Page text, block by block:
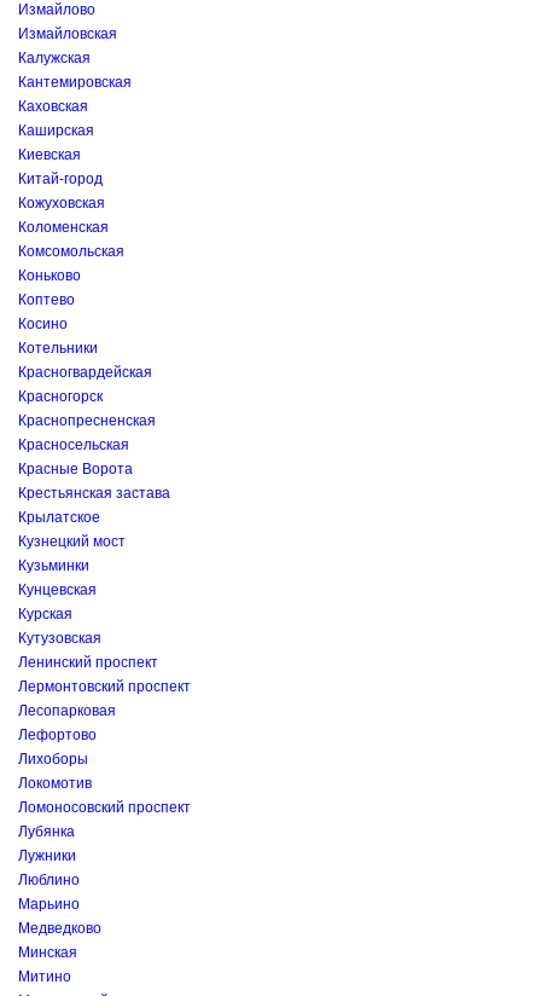
Измайлово
Измайловская
Калужская
Кантемировская
Каховская
Каширская
Киевская
Китай-город
Кожуховская
Коломенская
Комсомольская
Коньково
Коптево
Косино
Котельники
Красногвардейская
Красногорск
Краснопресненская
Красносельская
Красные Ворота
Крестьянская застава
Крылатское
Кузнецкий мост
Кузьминки
Кунцевская
Курская
Кутузовская
Ленинский проспект
Лермонтовский проспект
Лесопарковая
Лефортово
Лихоборы
Локомотив
Ломоносовский проспект
Лубянка
Лужники
Люблино
Марьино
Медведково
Минская
Митино